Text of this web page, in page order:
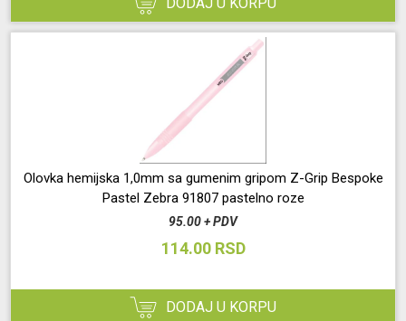
Olovka hemijska 1,0mm sa gumenim gripom Z-Grip Bespoke
Pastel Zebra 91807 pastelno roze
95.00 + PDV
114.00 RSD
DODAJ U KORPU